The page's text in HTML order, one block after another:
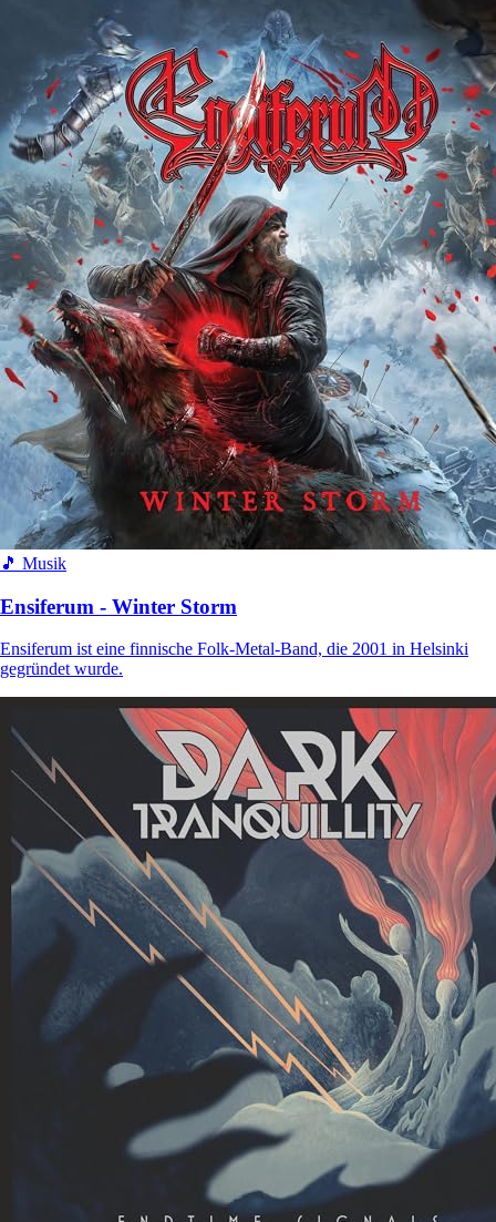
🎵 Musik
Ensiferum - Winter Storm
Ensiferum ist eine finnische Folk-Metal-Band, die 2001 in Helsinki
gegründet wurde.